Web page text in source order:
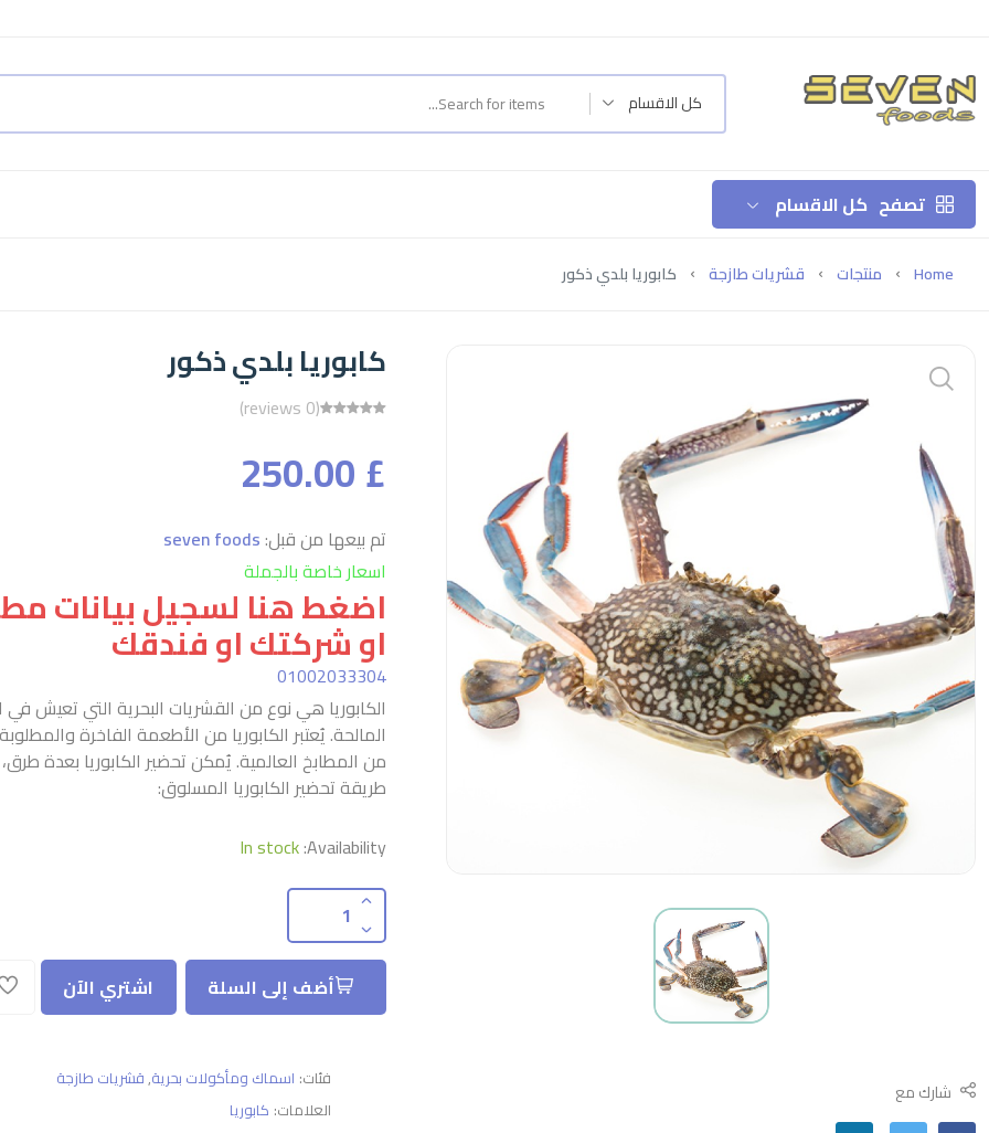
كل الاقسام
تصفح كل الاقسام
Home منتجات قشريات طازجة كابوريا بلدي ذكور
شارك مع
كابوريا بلدي ذكور
(0 reviews)
£ 250.00
تم بيعها من قبل:seven foods
اسعار خاصة بالجملة
اضغط هنا لسجيل بيانات
او شركتك او فندقك
01002033304
الكابوريا هي نوع من القشريات البحرية التي تعيش في
المالحة. يُعتبر الكابوريا من الأطعمة الفاخرة
من المطابخ العالمية. يُمكن تحضير الكابوريا بعدة
طريقة تحضير الكابوريا المسلوق:
Availability:
In stock
أضف إلى السلة اشتري الآن
فئات: اسماك ومأكولات بحرية,قشريات طازجة
العلامات: كابوريا